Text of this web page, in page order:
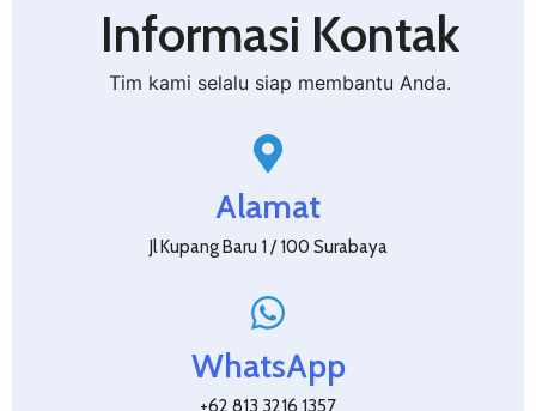
Informasi Kontak
Tim kami selalu siap membantu Anda.
Alamat
Jl Kupang Baru 1 / 100 Surabaya
WhatsApp
+62 813 3216 1357